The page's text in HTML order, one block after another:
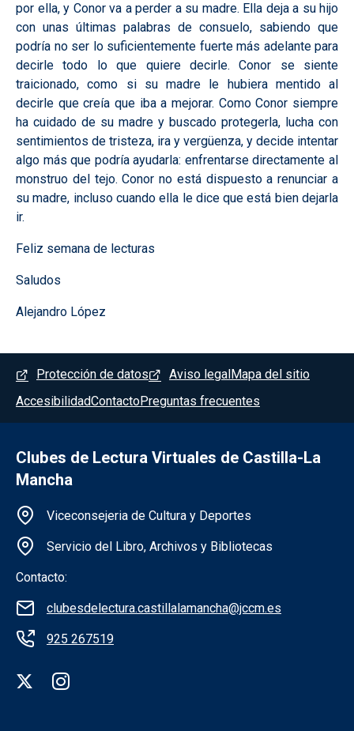
por ella, y Conor va a perder a su madre. Ella deja a su hijo
con unas últimas palabras de consuelo, sabiendo que
podría no ser lo suficientemente fuerte más adelante para
decirle todo lo que quiere decirle. Conor se siente
traicionado, como si su madre le hubiera mentido al
decirle que creía que iba a mejorar. Como Conor siempre
ha cuidado de su madre y buscado protegerla, lucha con
sentimientos de tristeza, ira y vergüenza, y decide intentar
algo más que podría ayudarla: enfrentarse directamente al
monstruo del tejo. Conor no está dispuesto a renunciar a
su madre, incluso cuando ella le dice que está bien dejarla
ir.
Feliz semana de lecturas
Saludos
Alejandro López
Menú del pie
Protección de datos Aviso legal Mapa del sitio
AccesibilidadContactoPreguntas frecuentes
Clubes de Lectura Virtuales de Castilla-La
Mancha
Información de la institución
Viceconsejeria de Cultura y Deportes
Servicio del Libro, Archivos y Bibliotecas
Contacto:
clubesdelectura.castillalamancha@jccm.es
925 267519
Redes sociales institución